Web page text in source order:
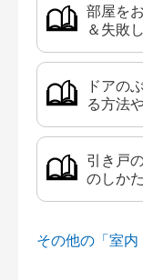
部屋を
＆失敗
ドアの
る方法
引き戸
のしか
その他の「室